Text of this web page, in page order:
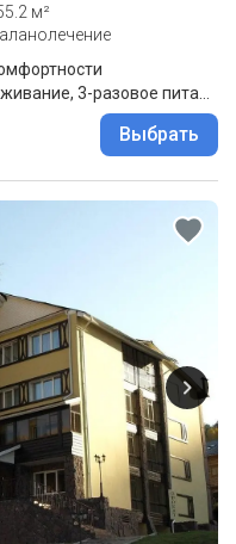
м²
Золотой возраст (пенсионеры): проживание, 3-разовое питание (комплексное), санаторно-курортное лечение
Выбрать